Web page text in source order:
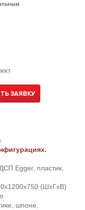
ЗАЯВКУ
Egger, пластик,
(ШхГхВ)
шпоне,